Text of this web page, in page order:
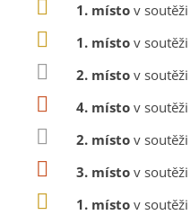
1. místo v soutěži
1. místo v soutěži
2. místo v soutěži
4. místo v soutěži
2. místo v soutěži
3. místo v soutěži
1. místo v soutěži